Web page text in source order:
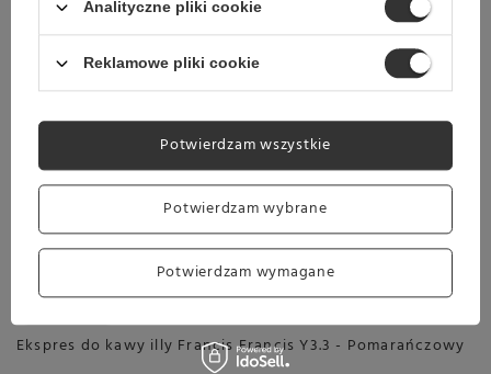
Ekspres do kawy illy Francis Francis Y3.3 - Zielony
Wysyłkajeszcze dzisiaj
Towar dostępny w magazynie
Darmowa dostawa
Sprawdź cennik
Ekspres do kawy illy Francis Francis Y3.3 - Pomarańczowy
Analityczne pliki cookie
Reklamowe pliki cookie
Potwierdzam wybrane
Potwierdzam wymagane
Potwierdzam wszystkie